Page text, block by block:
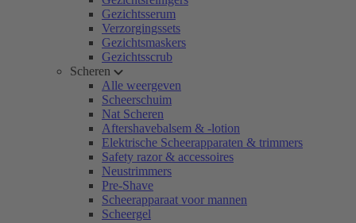
Gezichtsserum
Verzorgingssets
Gezichtsmaskers
Gezichtsscrub
Scheren
Alle weergeven
Scheerschuim
Nat Scheren
Aftershavebalsem & -lotion
Elektrische Scheerapparaten & trimmers
Safety razor & accessoires
Neustrimmers
Pre-Shave
Scheerapparaat voor mannen
Scheergel